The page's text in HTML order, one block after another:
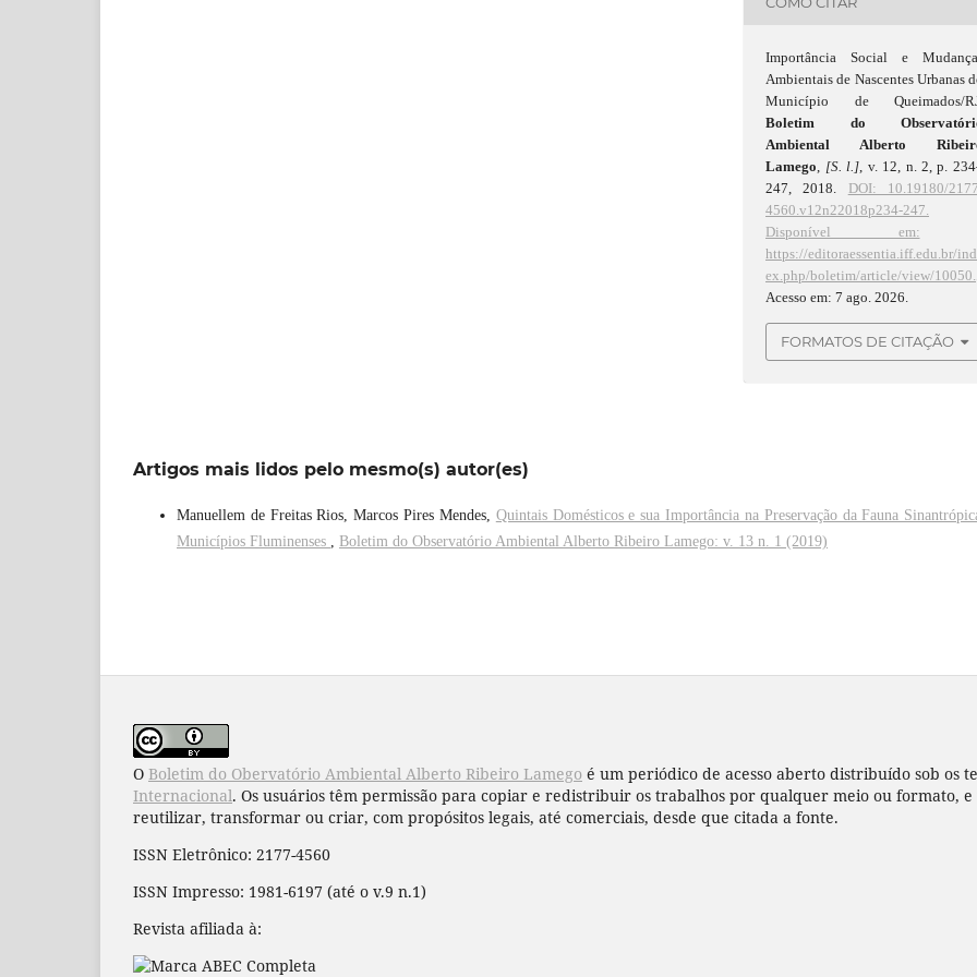
Importância Social e
Ambientais de Nascentes Urbanas
Município de Queimados/
Boletim do
Ambiental Alberto
Lamego, [S. l.], v. 12, n. 2, p.
247, 2018. DOI: 10.19180/
4560.v12n22018p234-247.
Disponível em:
https://editoraessentia.iff.edu.br/ind
ex.php/boletim/article/view/10050.
Acesso em: 7 ago. 2026.
FORMATOS DE CITAÇÃO
Artigos mais lidos pelo mesmo(s) autor(es)
Manuellem de Freitas Rios, Marcos Pires Mendes, Quintais Domésticos e sua Importância na Preservação da Fauna
Municípios Fluminenses
Boletim do Observatório Ambiental Alberto Ribeiro Lamego: v. 13 n. 1 (2019)
O Boletim do Obervatório Ambiental Alberto Ribeiro Lamego é um periódico de acesso aberto distribuído sob os
Internacional. Os usuários têm permissão para copiar e redistribuir os trabalhos por qualquer meio ou formato,
reutilizar, transformar ou criar, com propósitos legais, até comerciais, desde que citada a fonte.
ISSN Eletrônico: 2177-4560
ISSN Impresso: 1981-6197 (até o v.9 n.1)
Revista afiliada à: